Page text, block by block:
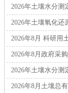
2026年土壤水分测
2026年土壤氧化还
2026年8月 科研用
2026年8月政府采
2026年土壤水分测
2026年8月土壤总